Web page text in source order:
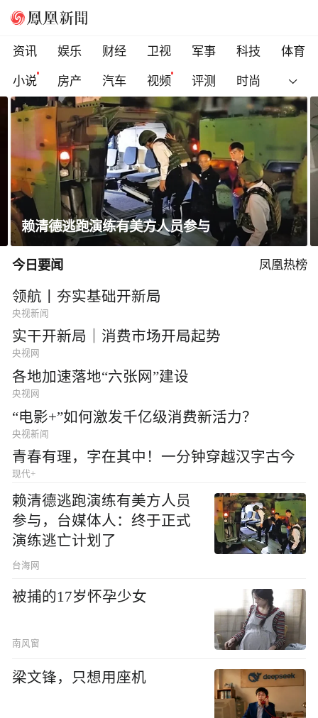
资讯 娱乐 财经 卫视 军事 科技
体育
小说
房产 汽车 视频 评测 时尚
高圆圆晒出游随拍笑容明媚状态
今日要闻 凤凰热榜
领航丨夯实基础开新局
央视新闻
实干开新局｜消费市场开局起势
央视网
各地加速落地“六张网”建设
央视网
“电影+”如何激发千亿级消费新活力？
央视新闻
青春有理，字在其中！一分钟穿越汉字古今
现代+
赖清德逃跑演练有美方人员
参与，台媒体人：终于正式
演练逃亡计划了
台海网
被捕的17岁怀孕少女
南风窗
梁文锋，只想用座机